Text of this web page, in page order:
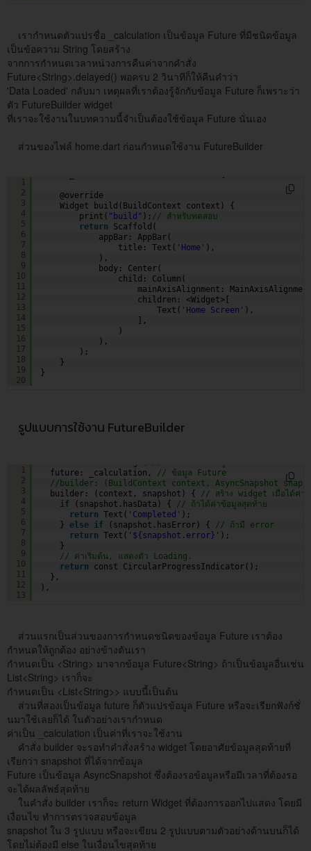
เรากำหนดตัวแปรชื่อ _calculation เป็นข้อมูล Future ที่มีชนิดข้อมูล
เป็นข้อความ String โดยสร้าง
จากการกำหนดเวลาหน่วงการคืนค่าจากคำสั่ง
Future<String>.delayed() พอครบ 2 วินาทีก็ให้คืนคำว่า
'Data Loaded' กลับมา เหตุผลที่เราต้องรู้จักกับข้อมูล Future ก็เพราะว่า
ตัว FutureBuilder widget
ที่เราจะใช้งานในบทความนี้จำเป็นต้องใช้ข้อมูล Future นั่นเอง
ส่วนของไฟล์ home.dart ก่อนกำหนดใช้งาน FutureBuilder
1
2
3
4
5
6
7
8
9
10
11
12
13
14
15
16
17
18
19
20
@override
Widget build(BuildContext context) {
print( "build" ); // สำหรับทดสอบ
return
Scaffold(
appBar: AppBar(
title: Text( 'Home' ),
),
body: Center(
child: Column(
mainAxisAlignment:
children: <Widget>[
Text( 'Home Screen' ),
],
)
),
);
}
}
รูปแบบการใช้งาน FutureBuilder
1
2
3
4
5
6
7
8
9
10
11
12
13
future: _calculation,
// ข้อมูล Future
//builder: (BuildContext context, AsyncSnapshot
builder: (context, snapshot) {
// สร้าง widget เมื่อได้ค่า
if
(snapshot.hasData) {
// ถ้าได้ค่าข้อมูลสุดท้าย
return Text( 'Completed' );
} else if (snapshot.hasError) {
// ถ้ามี error
return Text( '${snapshot.error}' );
}
// ค่าเริ่มต้น, แสดงตัว Loading.
return
const CircularProgressIndicator();
},
),
ส่วนแรกเป็นส่วนของการกำหนดชนิดของข้อมูล Future เราต้อง
กำหนดให้ถูกต้อง อย่างข้างตันเรา
กำหนดเป็น <String> มาจากข้อมูล Future<String> ถ้าเป็นข้อมูลอื่นเช่น
List<String> เราก็จะ
กำหนดเป็น <List<String>> แบบนี้เป็นต้น
ส่วนที่สองเป็นข้อมูล future ก็ตัวแปรข้อมูล Future หรือจะเรียกฟังก์ชั่
นมาใช้เลยก็ได้ ในตัวอย่างเรากำหนด
ค่าเป็น _calculation เป็นค่าที่เราจะใช้งาน
คำสั่ง builder จะรอทำคำสั่งสร้าง widget โดยอาศัยข้อมูลสุดท้ายที่
เรียกว่า snapshot ที่ได้จากข้อมูล
Future เป็นข้อมูล AsyncSnapshot ซึ่งต้องรอข้อมูลหรือมีเวลาที่ต้องรอ
จะได้ผลลัพธ์สุดท้าย
ในคำสั่ง builder เราก็จะ return Widget ที่ต้องการออกไปแสดง โดยมี
เงื่อนไข ทำการตรวจสอบข้อมูล
snapshot ใน 3 รูปแบบ หรือจะเขียน 2 รูปแบบตามตัวอย่างด้านบนก็ได้
โดยไม่ต้องมี else ในเงื่อนไขสุดท้าย